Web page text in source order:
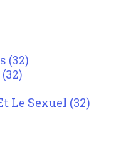
(32)
(32)
Le Sexuel (32)